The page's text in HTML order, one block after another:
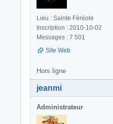
Lieu : Sainte Féréole
Inscription : 2010-10-02
Messages : 7 501
Site Web
Hors ligne
jeanmi
Administrateur